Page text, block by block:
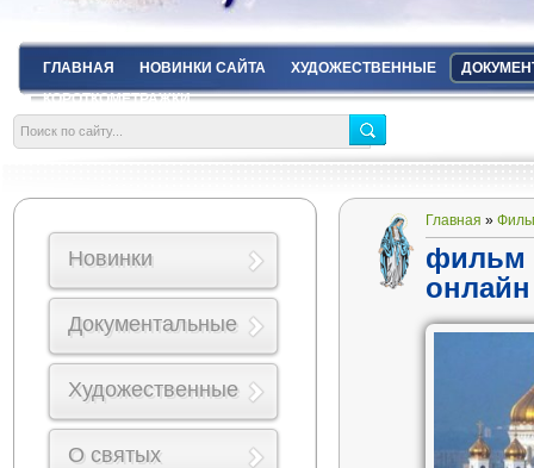
ГЛАВНАЯ НОВИНКИ САЙТА ХУДОЖЕСТВЕННЫЕ
КОРОТКОМЕТРАЖКИ
Главная »
фильм
онлайн
Новинки
Документальные
Художественные
О святых